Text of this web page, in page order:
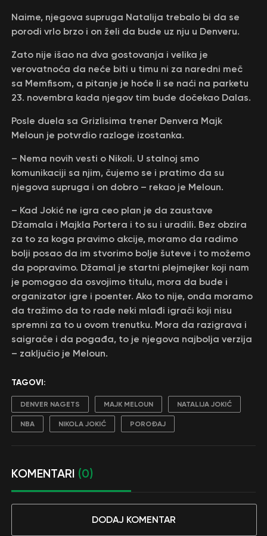
Naime, njegova supruga Natalija trebalo bi da se
porodi vrlo brzo i on želi da bude uz nju u Denveru.
Zato nije išao na dva gostovanja i velika je
verovatnoća da neće biti u timu ni za naredni meč
sa Memfisom, a pitanje je hoće li se naći na parketu
23. novembra kada njegov tim bude dočekao Dalas.
Posle duela sa Grizlisima trener Denvera Majk
Meloun je potvrdio razloge izostanka.
– Nema novih vesti o Nikoli. U stalnoj smo
komunikaciji sa njim, čujemo se i pratimo da su
njegova supruga i on dobro – rekao je Meloun.
– Kad Jokić ne igra ceo plan je da zaustave
Džamala i Majkla Portera i to su i uradili. Bez obzira
za to za koga pravimo akcije, moramo da radimo
bolji posao da im stvorimo bolje šuteve i to možemo
da popravimo. Džamal je startni plejmejker koji nam
je pomogao da osvojimo titulu, mora da bude i
organizator igre i poenter. Ako to nije, onda moramo
da tražimo da to rade neki mlađi igrači koji nisu
spremni za to u ovom trenutku. Mora da razigrava i
saigrače i da pogađa, to je njegova najbolja verzija
– zaključio je Meloun.
TAGOVI:
DENVER NAGETS MAJK MELOUN NATALIJA JOKIĆ
NBA NIKOLA JOKIĆ POROĐAJ
KOMENTARI (0)
DODAJ KOMENTAR